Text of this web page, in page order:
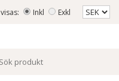
Inkl Exkl